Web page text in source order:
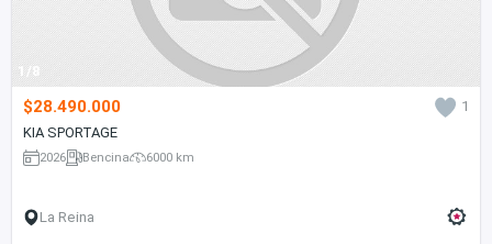
1/8
$28.490.000
1
KIA SPORTAGE
2026 Bencina 6000 km
La Reina